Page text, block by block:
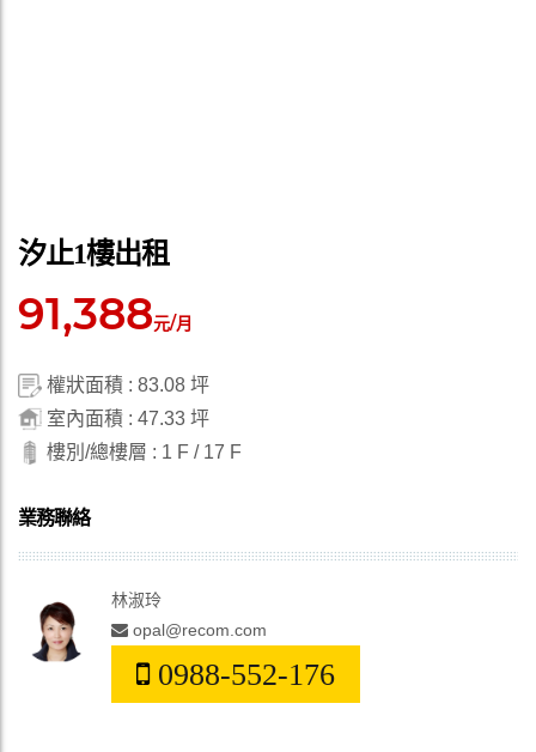
汐止1樓出租
91,388元/月
權狀面積 : 83.08 坪
室內面積 : 47.33 坪
樓別/總樓層 : 1 F / 17 F
業務聯絡
林淑玲
opal@recom.com
0988-552-176